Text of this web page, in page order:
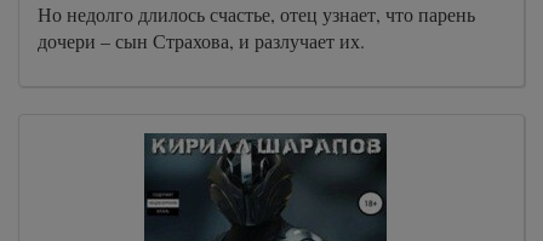
Но недолго длилось счастье, отец узнает, что парень
дочери – сын Страхова, и разлучает их.